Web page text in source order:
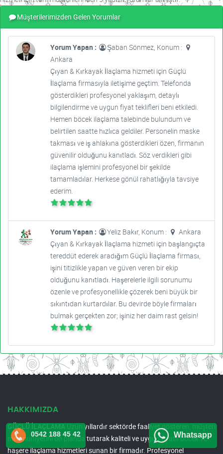
Müşterilerimizden Gelen Yorumlar
Yorum Yapan :
Şaban Sönmez, Konum :
Ankara
Çıyan & Kırkayak İlaçlama hizmeti için Güçlü
İlaçlama firmasıyla iletişime geçtim. Telefonda
gösterdikleri profesyonel yaklaşım, detaylı
bilgilendirme ve uygun fiyat teklifleri beni etkiledi.
Hemen böcek ilaçlama talebinde bulundum ve
belirtilen saatte hızlıca geldiler. Personelin maske
takması ve iş ahlakına gösterdikleri özen, firmanın
güvenilir olduğunu kanıtladı. Söz verdikleri gibi
ilaçlama işlemini profesyonel bir şekilde
tamamladılar. Herkese gönül rahatlığıyla tavsiye
ederim.
Yorum Yapan : Yeliz Bakır, Konum :
Ankara
Çıyan & Kırkayak İlaçlama hizmeti için başlangıçta
tereddüt ederek aradığım Güçlü İlaçlama firması,
işini titizlikle yapan ve güven veren bir ekip
olduğunu kanıtladı. Haşerelerle ilgili sorunumu
özenle ve profesyonellikle çözerek beni büyük bir
sıkıntıdan kurtardılar. Bu devirde böyle firmaları
bulmak gerçekten zor; işiniz her daim rast gelsin!
HAKKIMIZDA
GÜÇLÜ İLAÇLAMA
Uzun yıllardır sektörde faaliyet gösteren, müşteri
memnuniyetini ön planda tutarak kaliteli ve uygun fiyatlı böcek ve
haşere ilaçlama hizmetleri sunan bir firmadır. Profesyonel
0542 188 45 42 Whatsapp